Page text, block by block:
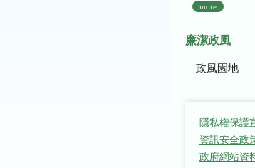
more
廉潔政風
政風園地
隱私權保護
資訊安全政
政府網站資